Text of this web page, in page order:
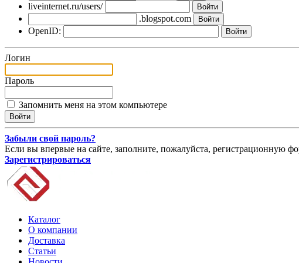
liveinternet.ru/users/
.blogspot.com
OpenID:
Логин
Пароль
Запомнить меня на этом компьютере
Забыли свой пароль?
Если вы впервые на сайте, заполните, пожалуйста, регистрационную
Зарегистрироваться
Каталог
О компании
Доставка
Статьи